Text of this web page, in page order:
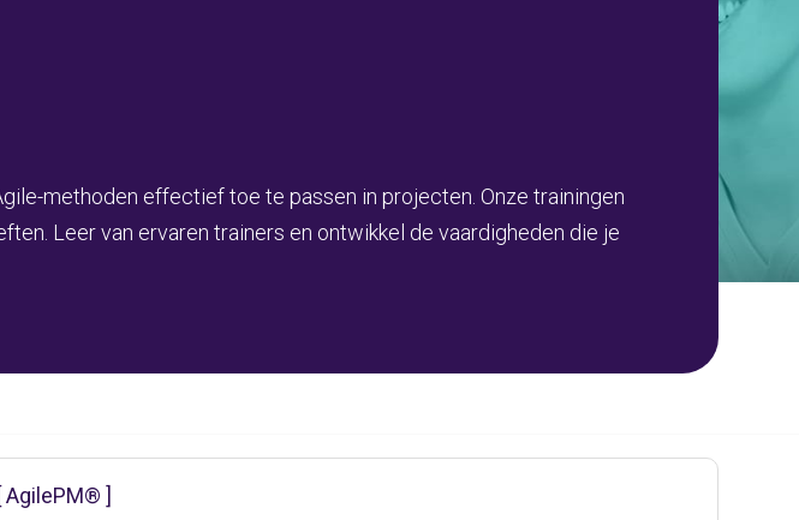
methoden effectief toe te passen in projecten. Onze trainingen
Leer van ervaren trainers en ontwikkel de vaardigheden die je
[ AgilePM® ]